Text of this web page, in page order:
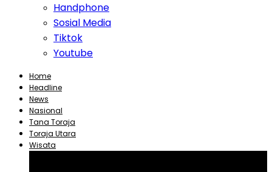
Handphone
Sosial Media
Tiktok
Youtube
Home
Headline
News
Nasional
Tana Toraja
Toraja Utara
Wisata